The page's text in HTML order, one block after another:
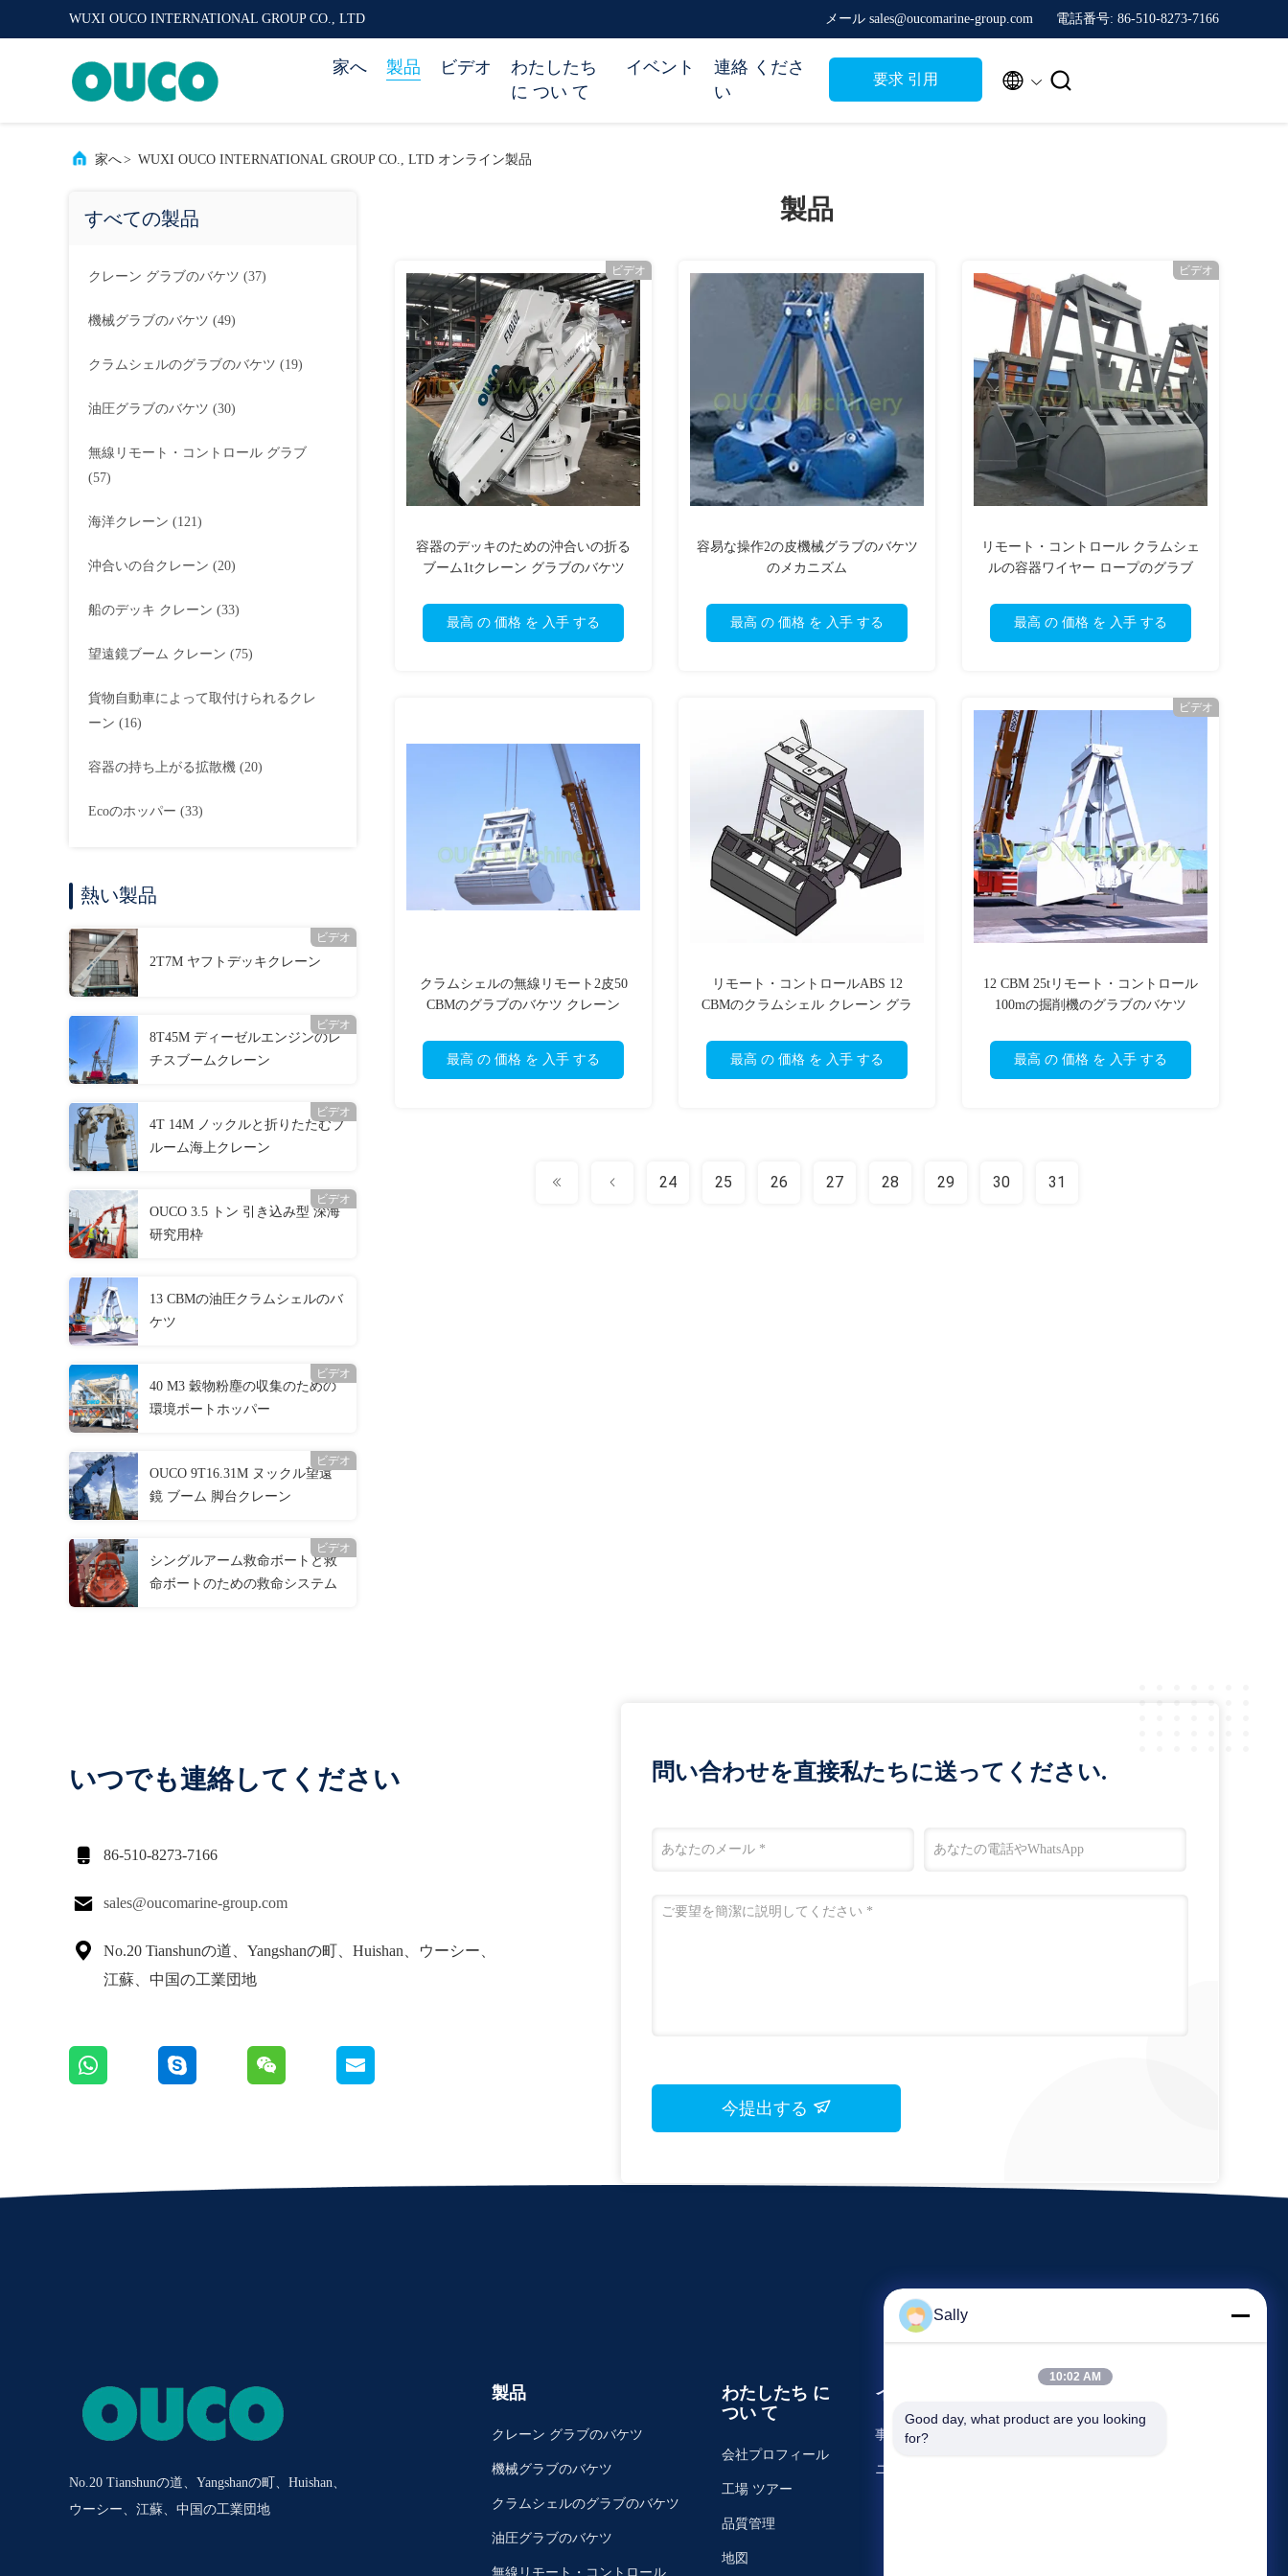
WUXI OUCO INTERNATIONAL GROUP CO., LTD メール sales@oucomarine-group.com 電話番号: 86-510-8273-7166
家へ 製品 ビデオ
わたしたち
に つい て
イベント
連絡 くださ
い
要求 引用  
家へ> WUXI OUCO INTERNATIONAL GROUP CO., LTD オンライン製品
すべての製品
クレーン グラブのバケツ (37)
機械グラブのバケツ (49)
クラムシェルのグラブのバケツ (19)
油圧グラブのバケツ (30)
無線リモート・コントロール グラブ
(57)
海洋クレーン (121)
沖合いの台クレーン (20)
船のデッキ クレーン (33)
望遠鏡ブーム クレーン (75)
貨物自動車によって取付けられるクレ
ーン (16)
容器の持ち上がる拡散機 (20)
Ecoのホッパー (33)
熱い製品
ビデオ
2T7M ヤフトデッキクレーン
ビデオ
8T45M ディーゼルエンジンのレ
チスブームクレーン
ビデオ
4T 14M ノックルと折りたたむブ
ルーム海上クレーン
ビデオ
OUCO 3.5 トン 引き込み型 深海
研究用枠
13 CBMの油圧クラムシェルのバ
ケツ
ビデオ
40 M3 穀物粉塵の収集のための
環境ポートホッパー
ビデオ
OUCO 9T16.31M ヌックル望遠
鏡 ブーム 脚台クレーン
ビデオ
シングルアーム救命ボートと救
命ボートのための救命システム
製品
ビデオ
容器のデッキのための沖合いの折る
ブーム1tクレーン グラブのバケツ
最高 の 価格 を 入手 する
容易な操作2の皮機械グラブのバケツ
のメカニズム
最高 の 価格 を 入手 する
ビデオ
リモート・コントロール クラムシェ
ルの容器ワイヤー ロープのグラブ
最高 の 価格 を 入手 する
クラムシェルの無線リモート2皮50
CBMのグラブのバケツ クレーン
最高 の 価格 を 入手 する
リモート・コントロールABS 12
CBMのクラムシェル クレーン グラ
最高 の 価格 を 入手 する
ビデオ
12 CBM 25tリモート・コントロール
100mの掘削機のグラブのバケツ
最高 の 価格 を 入手 する
24 25 26 27 28 29 30 31
いつでも連絡してください
 86-510-8273-7166
 sales@oucomarine-group.com

No.20 Tianshunの道、Yangshanの町、Huishan、ウーシー、
江蘇、中国の工業団地
問い合わせを直接私たちに送ってください.
今提出する
No.20 Tianshunの道、Yangshanの町、Huishan、
ウーシー、江蘇、中国の工業団地
製品
クレーン グラブのバケツ
機械グラブのバケツ
クラムシェルのグラブのバケツ
油圧グラブのバケツ
無線リモート・コントロール グ
わたしたち に
つい て
会社プロフィール
工場 ツアー
品質管理
地図
イベント
事件
ニュース
Sally
10:02 AM
Good day, what product are you looking
for?